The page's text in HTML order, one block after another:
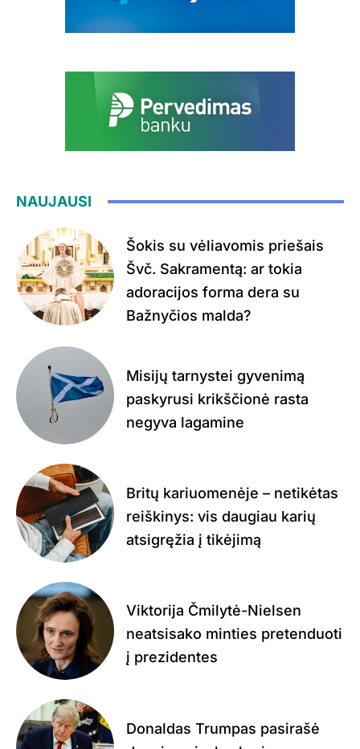
NAUJAUSI
Šokis su vėliavomis priešais
Švč. Sakramentą: ar tokia
adoracijos forma dera su
Bažnyčios malda?
Misijų tarnystei gyvenimą
paskyrusi krikščionė rasta
negyva lagamine
Britų kariuomenėje – netikėtas
reiškinys: vis daugiau karių
atsigręžia į tikėjimą
Viktorija Čmilytė-Nielsen
neatsisako minties pretenduoti
į prezidentes
Donaldas Trumpas pasirašė